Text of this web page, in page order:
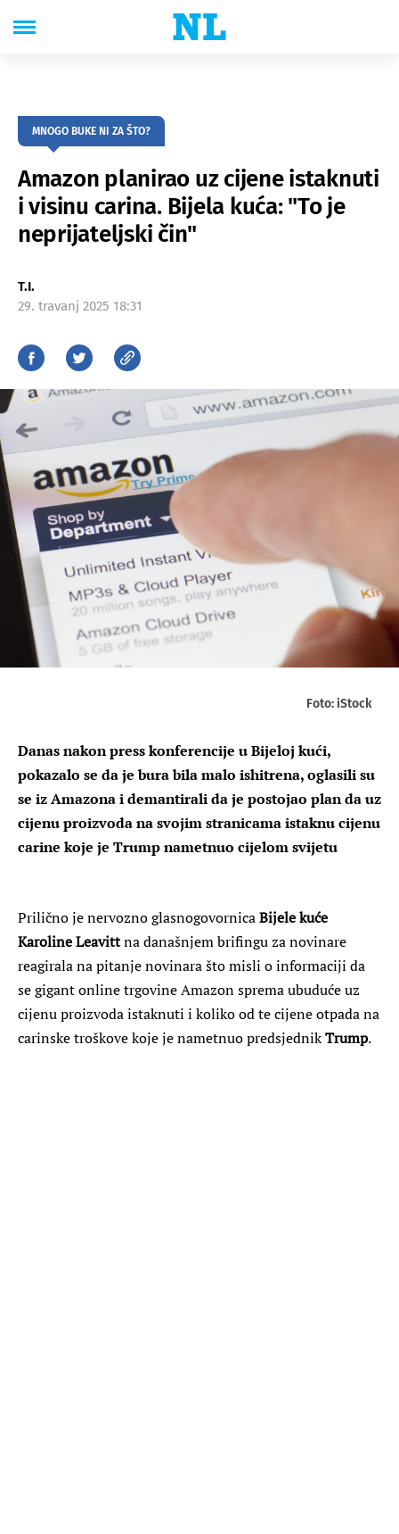
MNOGO BUKE NI ZA ŠTO?
Amazon planirao uz cijene istaknuti
i visinu carina. Bijela kuća: "To je
neprijateljski čin"
T.I.
29. travanj 2025 18:31
Foto: iStock
Danas nakon press konferencije u Bijeloj kući,
pokazalo se da je bura bila malo ishitrena, oglasili su
se iz Amazona i demantirali da je postojao plan da uz
cijenu proizvoda na svojim stranicama istaknu cijenu
carine koje je Trump nametnuo cijelom svijetu
Prilično je nervozno glasnogovornicaBijele kuće
Karoline Leavittna današnjem brifingu za novinare
reagirala na pitanje novinara što misli o informaciji da
se gigant online trgovine Amazon sprema ubuduće uz
cijenu proizvoda istaknuti i koliko od te cijene otpada na
carinske troškove koje je nametnuo predsjednikTrump.